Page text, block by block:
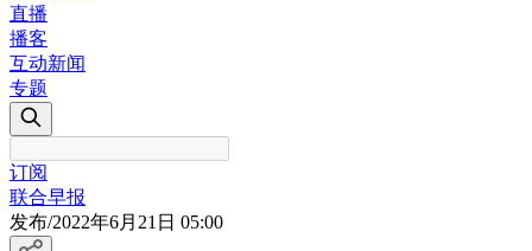
直播
播客
互动新闻
专题
订阅
联合早报
发布/2022年6月21日 05:00